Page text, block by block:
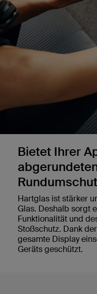
Bietet Ihrer
Hartglas ist stärker
Glas. Deshalb sorgt
Funktionalität und
Stoßschutz. Dank
gesamte Display
Geräts geschützt.